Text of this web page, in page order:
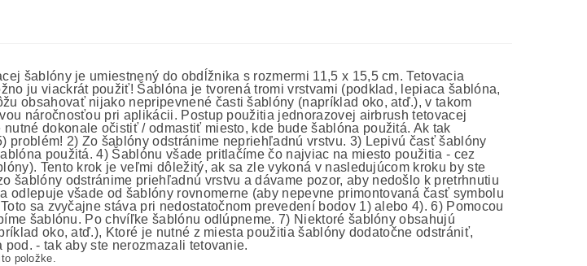
šablóny je umiestnený do obdĺžnika s rozmermi 11,5 x 15,5 cm. Tetovacia
ju viackrát použiť! Šablóna je tvorená tromi vrstvami (podklad, lepiaca šablóna,
obsahovať nijako nepripevnené časti šablóny (napríklad oko, atď.), v takom
náročnosťou pri aplikácii. Postup použitia jednorazovej airbrush tetovacej
dokonale očistiť / odmastiť miesto, kde bude šablóna použitá. Ak tak
problém! 2) Zo šablóny odstránime nepriehľadnú vrstvu. 3) Lepivú časť šablóny
použitá. 4) Šablónu všade pritlačíme čo najviac na miesto použitia - cez
Tento krok je veľmi dôležitý, ak sa zle vykoná v nasledujúcom kroku by ste
šablóny odstránime priehľadnú vrstvu a dávame pozor, aby nedošlo k pretrhnutiu
odlepuje všade od šablóny rovnomerne (aby nepevne primontovaná časť symbolu
sa zvyčajne stáva pri nedostatočnom prevedení bodov 1) alebo 4). 6) Pomocou
šablónu. Po chvíľke šablónu odlúpneme. 7) Niektoré šablóny obsahujú
oko, atď.), Ktoré je nutné z miesta použitia šablóny dodatočne odstrániť,
- tak aby ste nerozmazali tetovanie.
položke.